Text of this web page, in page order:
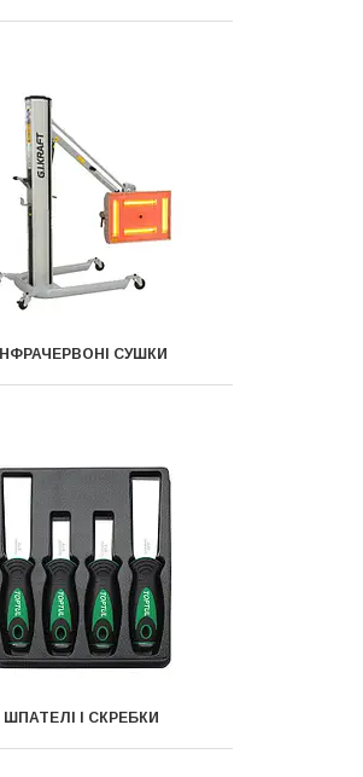
ІНФРАЧЕРВОНІ СУШКИ
ШПАТЕЛІ І СКРЕБКИ